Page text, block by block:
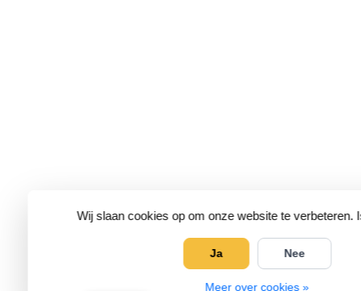
Wij slaan cookies op om onze website te verbeteren.
Ja Nee
Meer over cookies »